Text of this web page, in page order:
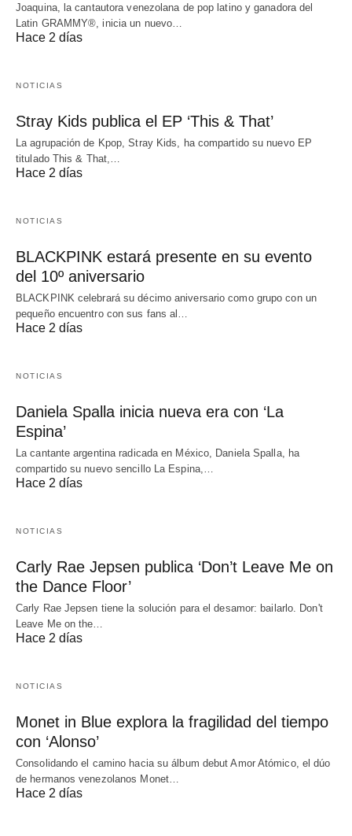
Joaquina, la cantautora venezolana de pop latino y ganadora del
Latin GRAMMY®, inicia un nuevo…
Hace 2 días
NOTICIAS
Stray Kids publica el EP ‘This & That’
La agrupación de Kpop, Stray Kids, ha compartido su nuevo EP
titulado This & That,…
Hace 2 días
NOTICIAS
BLACKPINK estará presente en su evento
del 10º aniversario
BLACKPINK celebrará su décimo aniversario como grupo con un
pequeño encuentro con sus fans al…
Hace 2 días
NOTICIAS
Daniela Spalla inicia nueva era con ‘La
Espina’
La cantante argentina radicada en México, Daniela Spalla, ha
compartido su nuevo sencillo La Espina,…
Hace 2 días
NOTICIAS
Carly Rae Jepsen publica ‘Don’t Leave Me on
the Dance Floor’
Carly Rae Jepsen tiene la solución para el desamor: bailarlo. Don't
Leave Me on the…
Hace 2 días
NOTICIAS
Monet in Blue explora la fragilidad del tiempo
con ‘Alonso’
Consolidando el camino hacia su álbum debut Amor Atómico, el dúo
de hermanos venezolanos Monet…
Hace 2 días